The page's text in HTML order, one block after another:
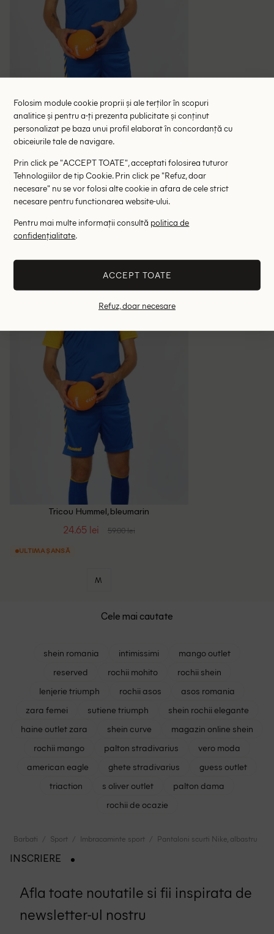
Tricou Hummel, bleumarin
24.65 lei 59.00 lei
ULTIMA ȘANSĂ
M
Tricou Hummel, bleumarin
24.65 lei 59.00 lei
ULTIMA ȘANSĂ
M
Cele mai cautate
shein romania intimissimi
mango outlet
reserved
rochii mohito
rochii shein
lenjerie triumph
rochii asos
asos romania
zara femei
sutiene triumph
shein rochii elegante
haine outlet zara
shein curve
magazin online shein
rochii mango
palton stradivarius
vero moda
american eagle
ghete stradivarius
guess outlet
triaction
s oliver outlet
palton dama
rochii de ocazie
Barbati Sport Imbracaminte sport Pantaloni scurti Nike, albastru
INSCRIERE
Afla toate noutatile si fii inspirata de
newsletter-ul nostru
Folosim module cookie proprii și ale terților în scopuri
analitice și pentru a-ți prezenta publicitate și conținut
personalizat pe baza unui profil elaborat în concordanță cu
obiceiurile tale de navigare.
Prin click pe "ACCEPT TOATE", acceptati folosirea tuturor
Tehnologiilor de tip Cookie. Prin click pe "Refuz, doar
necesare" nu se vor folosi alte cookie in afara de cele strict
necesare pentru functionarea website-ului.
Pentru mai multe informații consultă politica de
confidențialitate.
ACCEPT TOATE
Refuz, doar necesare